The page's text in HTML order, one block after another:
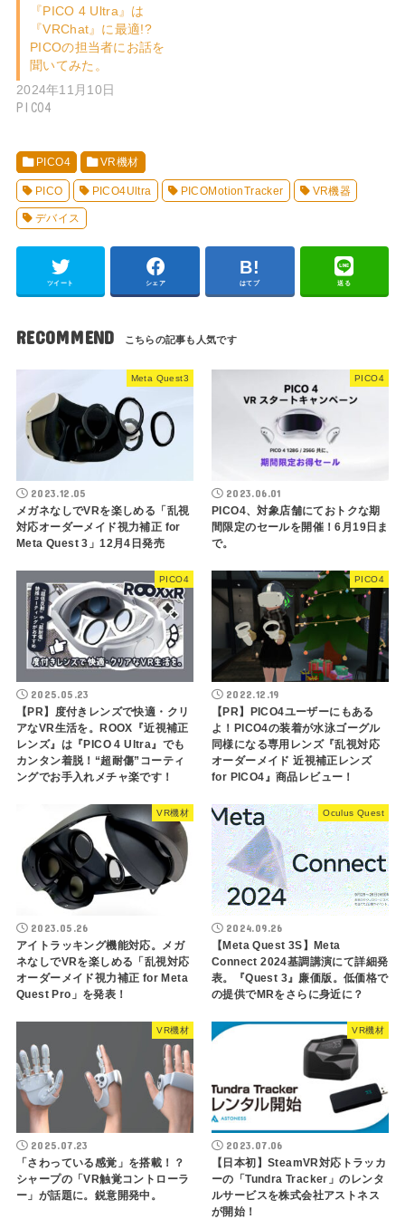
『PICO 4 Ultra』は
『VRChat』に最適!?
PICOの担当者にお話を
聞いてみた。
2024年11月10日
PICO4
PICO4 VR機材
PICO PICO4Ultra PICOMotionTracker VR機器
デバイス
ツイート シェア はてブ 送る
RECOMMEND
Meta Quest3
2023.12.05
メガネなしでVRを楽しめる「乱視
対応オーダーメイド視力補正 for
Meta Quest 3」12月4日発売
PICO4
2023.06.01
PICO4、対象店舗にておトクな期
間限定のセールを開催！6月19日ま
で。
PICO4
2025.05.23
【PR】度付きレンズで快適・クリ
アなVR生活を。ROOX『近視補正
レンズ』は『PICO 4 Ultra』でも
カンタン着脱！“超耐傷”コーティ
ングでお手入れメチャ楽です！
PICO4
2022.12.19
【PR】PICO4ユーザーにもある
よ！PICO4の装着が水泳ゴーグル
同様になる専用レンズ『乱視対応
オーダーメイド 近視補正レンズ
for PICO4』商品レビュー！
VR機材
2023.05.26
アイトラッキング機能対応。メガ
ネなしでVRを楽しめる「乱視対応
オーダーメイド視力補正 for Meta
Quest Pro」を発表！
Oculus Quest
2024.09.26
【Meta Quest 3S】Meta
Connect 2024基調講演にて詳細発
表。『Quest 3』廉価版。低価格で
の提供でMRをさらに身近に？
VR機材
2025.07.23
「さわっている感覚」を搭載！？
シャープの「VR触覚コントローラ
ー」が話題に。鋭意開発中。
VR機材
2023.07.06
【日本初】SteamVR対応トラッカ
ーの「Tundra Tracker」のレンタ
ルサービスを株式会社アストネス
が開始！